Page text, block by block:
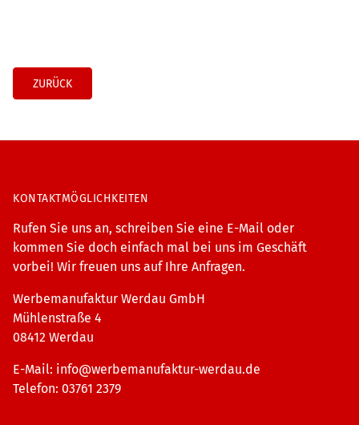
ZURÜCK
KONTAKTMÖGLICHKEITEN
Rufen Sie uns an, schreiben Sie eine E-Mail oder
kommen Sie doch einfach mal bei uns im Geschäft
vorbei! Wir freuen uns auf Ihre Anfragen.
Werbemanufaktur Werdau GmbH
Mühlenstraße 4
08412 Werdau
E-Mail: info@werbemanufaktur-werdau.de
Telefon: 03761 2379